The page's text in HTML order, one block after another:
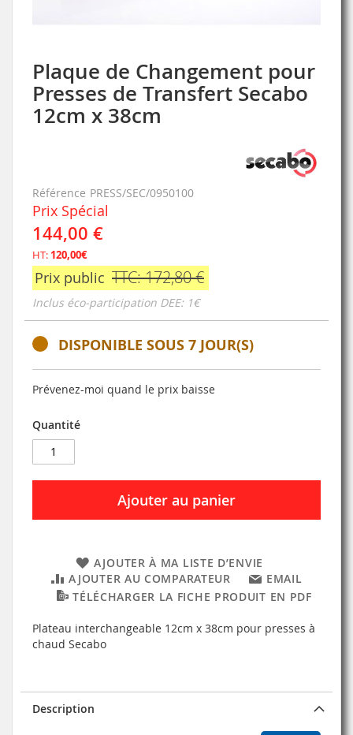
Plaque de Changement pour
Presses de Transfert Secabo
12cm x 38cm
Référence PRESS/SEC/0950100
Prix Spécial
144,00 €
HT: 120,00€
Prix public TTC: 172,80 €
Inclus éco-participation DEE: 1€
DISPONIBLE SOUS 7 JOUR(S)
Prévenez-moi quand le prix baisse
Quantité
Ajouter au panier
AJOUTER À MA LISTE D’ENVIE
AJOUTER AU COMPARATEUR
EMAIL
TÉLÉCHARGER LA FICHE PRODUIT EN PDF
Plateau interchangeable 12cm x 38cm pour presses à
chaud Secabo
Skip
to
the
beginning
Description